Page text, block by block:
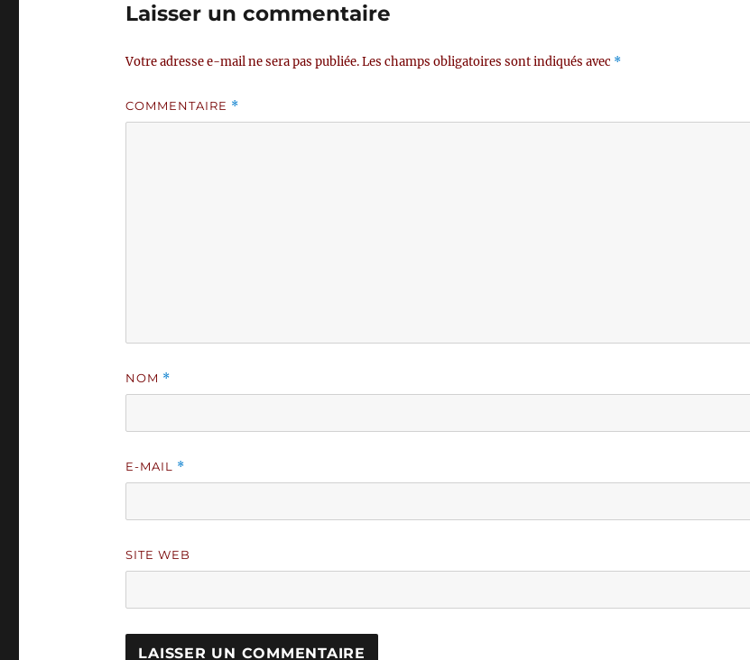
Laisser un commentaire
Votre adresse e-mail ne sera pas publiée.Les champs obligatoires sont indiqués avec *
COMMENTAIRE *
NOM *
E-MAIL *
SITE WEB